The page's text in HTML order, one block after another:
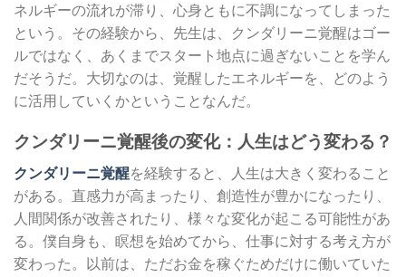
ネルギーの流れが滞り、心身ともに不調になってしまった
という。その経験から、先生は、クンダリーニ覚醒はゴー
ルではなく、あくまでスタート地点に過ぎないことを学ん
だそうだ。大切なのは、覚醒したエネルギーを、どのよう
に活用していくかということなんだ。
クンダリーニ覚醒後の変化：人生はどう変わる？
クンダリーニ覚醒を経験すると、人生は大きく変わること
がある。直感力が高まったり、創造性が豊かになったり、
人間関係が改善されたり、様々な変化が起こる可能性があ
る。僕自身も、瞑想を始めてから、仕事に対する考え方が
変わった。以前は、ただお金を稼ぐためだけに働いていた